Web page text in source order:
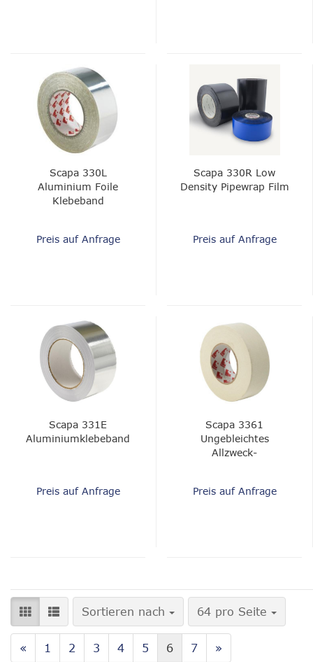
Scapa 330L
Aluminium Foile
Klebeband
Preis auf Anfrage
Scapa 330R Low
Density Pipewrap Film
Preis auf Anfrage
Scapa 331E
Aluminiumklebeband
Preis auf Anfrage
Scapa 3361
Ungebleichtes
Allzweck-
Preis auf Anfrage
Sortieren nach
Sortieren nach 64 pro Seite
pro Seite
« 1 2 3 4 5 6 7 »